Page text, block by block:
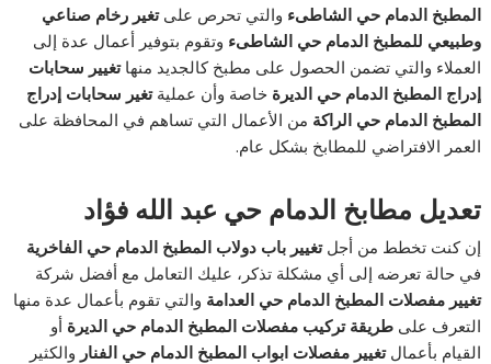
المطبخ الدمام حي الشاطىء والتي تحرص علىتغير رخام صناعي
وطبيعي للمطبخ الدمام حي الشاطىء وتقوم بتوفير أعمال عدة إلى
العملاء والتي تضمن الحصول على مطبخ كالجديد منهاتغيير سحابات
إدراج المطبخ الدمام حي الديرة خاصة وأن عمليةتغير سحابات إدراج
المطبخ الدمام حي الراكة من الأعمال التي تساهم في المحافظة على
العمر الافتراضي للمطابخ بشكل عام.
تعديل مطابخ الدمام حي عبد الله فؤاد
إن كنت تخطط من أجلتغيير باب دولاب المطبخ الدمام حي الفاخرية
في حالة تعرضه إلى أي مشكلة تذكر، عليك التعامل مع أفضل شركة
تغيير مفصلات المطبخ الدمام حي العدامة والتي تقوم بأعمال عدة منها
التعرف علىطريقة تركيب مفصلات المطبخ الدمام حي الديرة أو
القيام بأعمالتغيير مفصلات ابواب المطبخ الدمام حي الفنار والكثير